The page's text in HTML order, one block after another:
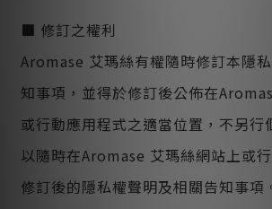
■ 修訂之權利
Aromase 艾瑪絲有權隨時修訂本隱
知事項，並得於修訂後公佈在
或行動應用程式之適當位置，不另行
以隨時在Aromase 艾瑪絲網站上或
修訂後的隱私權聲明及相關告知事項